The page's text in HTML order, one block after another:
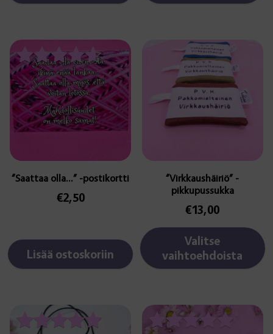
“Saattaa olla…” -postikortti
Arvostelu
tuotteesta:
4.50
/ 5
€2,50
Lisää ostoskoriin
“Virkkaushäiriö” -
pikkupussukka
€13,00
Valitse
vaihtoehdoista
Tällä
tuotteella
on
useampi
muunnelma.
Voit
tehdä
sivulla.